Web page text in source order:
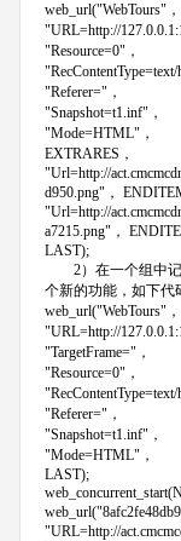
web_url("WebTours"，
"URL=http://
"Resource=0"，
"RecContentType=text/
"Referer="，
"Snapshot=t1.inf"，
"Mode=HTML"，
EXTRARES，
"Url=http://
d950.png"，
"Url=http://
a7215.png"，
LAST);
2）在一个组中记
个新的功能，如下代
web_url("WebTours"，
"URL=http://
"TargetFrame="，
"Resource=0"，
"RecContentType=text/
"Referer="，
"Snapshot=t1.inf"，
"Mode=HTML"，
LAST);
"URL=http://